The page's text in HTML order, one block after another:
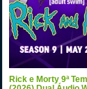
Rick e Morty 9ª